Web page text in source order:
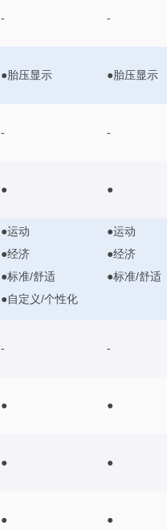
- -
●胎压显示 ●胎压显示
- -
● ●
●运动
●经济
●标准/舒适
●自定义/个性化
●运动
●经济
●标准/舒适
- -
● ●
● ●
● ●